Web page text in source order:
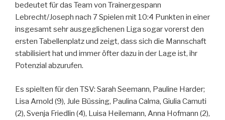
bedeutet für das Team von Trainergespann
Lebrecht/Joseph nach 7 Spielen mit 10:4 Punkten in einer
insgesamt sehr ausgeglichenen Liga sogar vorerst den
ersten Tabellenplatz und zeigt, dass sich die Mannschaft
stabilisiert hat und immer öfter dazu in der Lage ist, ihr
Potenzial abzurufen.
Es spielten für den TSV: Sarah Seemann, Pauline Harder;
Lisa Arnold (9), Jule Büssing, Paulina Calma, Giulia Camuti
(2), Svenja Friedlin (4), Luisa Heilemann, Anna Hofmann (2),